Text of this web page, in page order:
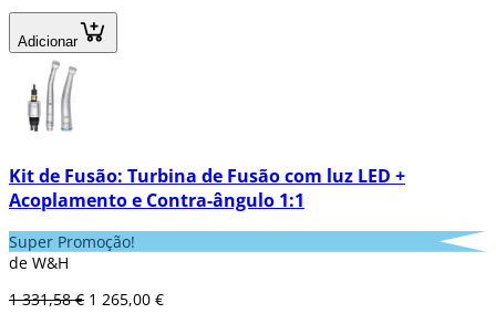
Adicionar
Kit de Fusão: Turbina de Fusão com luz LED +
Acoplamento e Contra-ângulo 1:1
Super Promoção!
de W&H
1 331,58 € 1 265,00 €